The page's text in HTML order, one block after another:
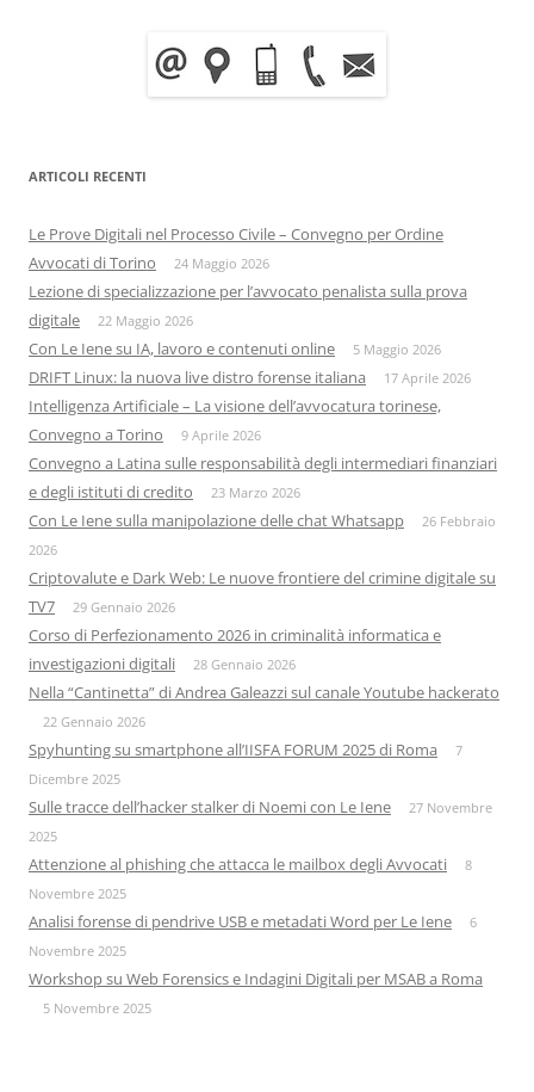
ARTICOLI RECENTI
Le Prove Digitali nel Processo Civile – Convegno per Ordine
Avvocati di Torino
24 Maggio 2026
Lezione di specializzazione per l’avvocato penalista sulla prova
digitale
22 Maggio 2026
Con Le Iene su IA, lavoro e contenuti online 5 Maggio 2026
DRIFT Linux: la nuova live distro forense italiana 17 Aprile 2026
Intelligenza Artificiale – La visione dell’avvocatura torinese,
Convegno a Torino
9 Aprile 2026
Convegno a Latina sulle responsabilità degli intermediari finanziari
e degli istituti di credito
23 Marzo 2026
Con Le Iene sulla manipolazione delle chat Whatsapp
26 Febbraio
2026
Criptovalute e Dark Web: Le nuove frontiere del crimine digitale su
TV7
29 Gennaio 2026
Corso di Perfezionamento 2026 in criminalità informatica e
investigazioni digitali
28 Gennaio 2026
Nella “Cantinetta” di Andrea Galeazzi sul canale Youtube hackerato
22 Gennaio 2026
Spyhunting su smartphone all’IISFA FORUM 2025 di Roma
7
Dicembre 2025
Sulle tracce dell’hacker stalker di Noemi con Le Iene
27 Novembre
2025
Attenzione al phishing che attacca le mailbox degli Avvocati
8
Novembre 2025
Analisi forense di pendrive USB e metadati Word per Le Iene
6
Novembre 2025
Workshop su Web Forensics e Indagini Digitali per MSAB a Roma
5 Novembre 2025